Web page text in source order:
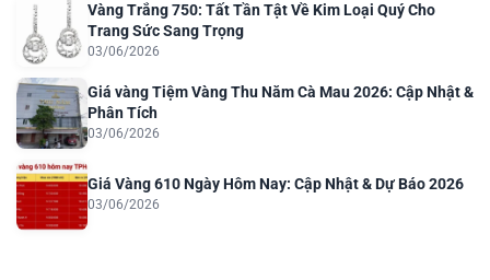
Vàng Trắng 750: Tất Tần Tật Về Kim Loại Quý Cho
Trang Sức Sang Trọng
03/06/2026
Giá vàng Tiệm Vàng Thu Năm Cà Mau 2026: Cập Nhật &
Phân Tích
03/06/2026
Giá Vàng 610 Ngày Hôm Nay: Cập Nhật & Dự Báo 2026
03/06/2026